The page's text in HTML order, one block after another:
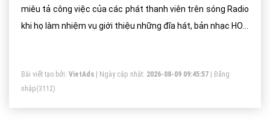
miêu tả công việc của các phát thanh viên trên sóng Radio
khi họ làm nhiệm vụ giới thiệu những đĩa hát, bản nhạc HOT
Bài viết tạo bởi: VietAds | Ngày cập nhật: 2026-08-09 09:45:57
Đăng
nhập(3112)